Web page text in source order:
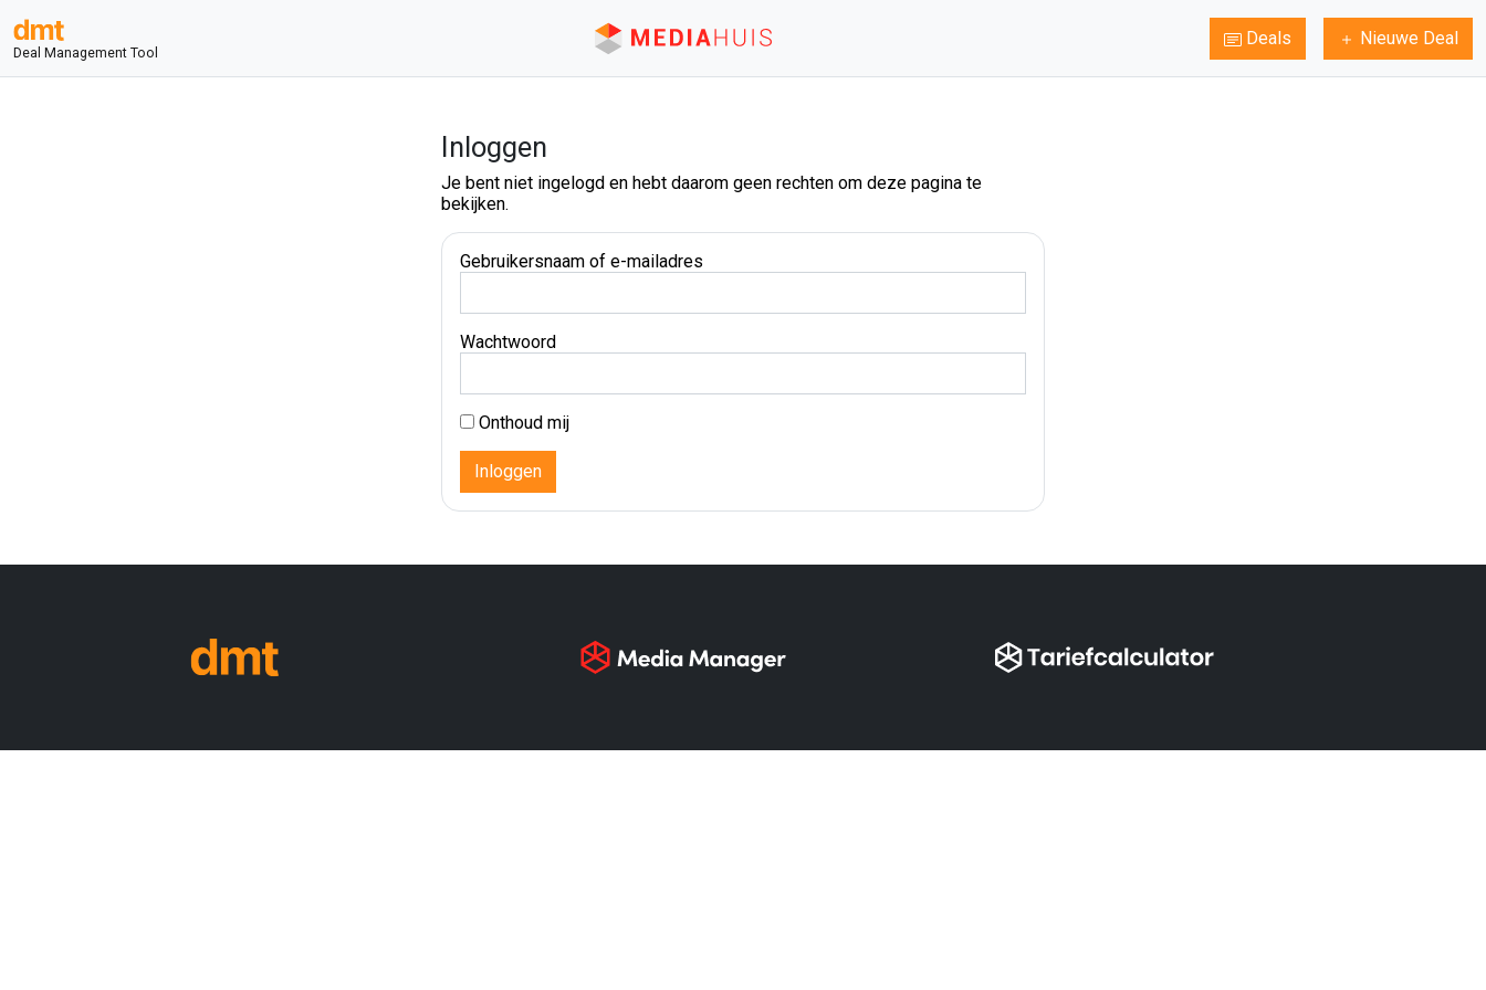
Deal Management Tool
Deals Nieuwe Deal
Inloggen
Je bent niet ingelogd en hebt daarom geen rechten om deze pagina te
bekijken.
Gebruikersnaam of e-mailadres
Wachtwoord
Onthoud mij